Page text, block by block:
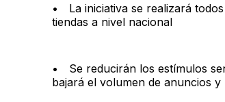
• La iniciativa se realizará
tiendas a nivel nacional
• Se reducirán los estímulos
bajará el volumen de anuncios